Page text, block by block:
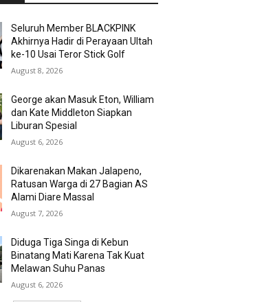
Seluruh Member BLACKPINK
Akhirnya Hadir di Perayaan Ultah
ke-10 Usai Teror Stick Golf
August 8, 2026
George akan Masuk Eton, William
dan Kate Middleton Siapkan
Liburan Spesial
August 6, 2026
Dikarenakan Makan Jalapeno,
Ratusan Warga di 27 Bagian AS
Alami Diare Massal
August 7, 2026
Diduga Tiga Singa di Kebun
Binatang Mati Karena Tak Kuat
Melawan Suhu Panas
August 6, 2026